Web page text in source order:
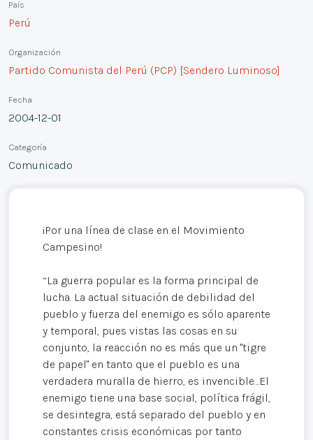
País
Perú
Organización
Partido Comunista del Perú (PCP) [Sendero Luminoso]
Fecha
2004-12-01
Categoría
Comunicado
¡Por una línea de clase en el Movimiento
Campesino!
“La guerra popular es la forma principal de
lucha. La actual situación de debilidad del
pueblo y fuerza del enemigo es sólo aparente
y temporal, pues vistas las cosas en su
conjunto, la reacción no es más que un "tigre
de papel" en tanto que el pueblo es una
verdadera muralla de hierro, es invencible…El
enemigo tiene una base social, política frágil,
se desintegra, está separado del pueblo y en
constantes crisis económicas por tanto